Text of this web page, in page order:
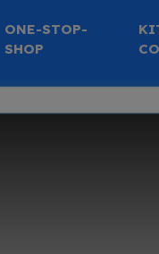
ONE-STOP-
SHOP